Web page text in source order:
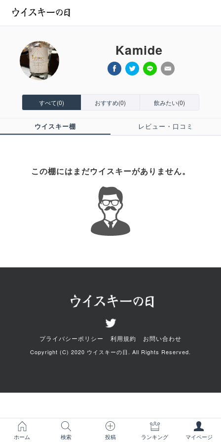
ホーム 検索 投稿 ランキング マイページ
Kamide
すべて(0) おすすめ(0) 飲みたい(0)
ウイスキー棚 レビュー・口コミ
この棚にはまだウイスキーがありません。
プライバシーポリシー 利用規約 お問い合わせ
Copyright (C) 2020 ウイスキーの日. All Rights Reserved.